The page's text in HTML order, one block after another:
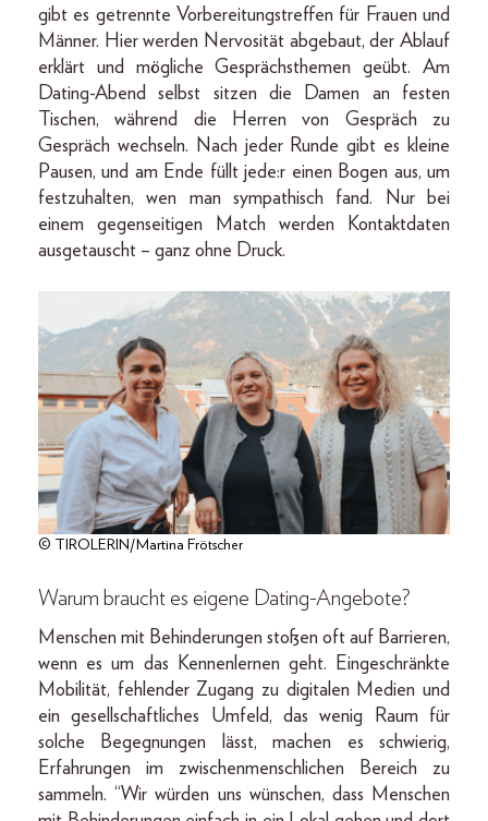
gibt es getrennte Vorbereitungstreffen für Frauen und
Männer. Hier werden Nervosität abgebaut, der Ablauf
erklärt und mögliche Gesprächsthemen geübt. Am
Dating-Abend selbst sitzen die Damen an festen
Tischen, während die Herren von Gespräch zu
Gespräch wechseln. Nach jeder Runde gibt es kleine
Pausen, und am Ende füllt jede:r einen Bogen aus, um
festzuhalten, wen man sympathisch fand. Nur bei
einem gegenseitigen Match werden Kontaktdaten
ausgetauscht – ganz ohne Druck.
© TIROLERIN/Martina Frötscher
Warum braucht es eigene Dating-Angebote?
Menschen mit Behinderungen stoßen oft auf Barrieren,
wenn es um das Kennenlernen geht. Eingeschränkte
Mobilität, fehlender Zugang zu digitalen Medien und
ein gesellschaftliches Umfeld, das wenig Raum für
solche Begegnungen lässt, machen es schwierig,
Erfahrungen im zwischenmenschlichen Bereich zu
sammeln. “Wir würden uns wünschen, dass Menschen